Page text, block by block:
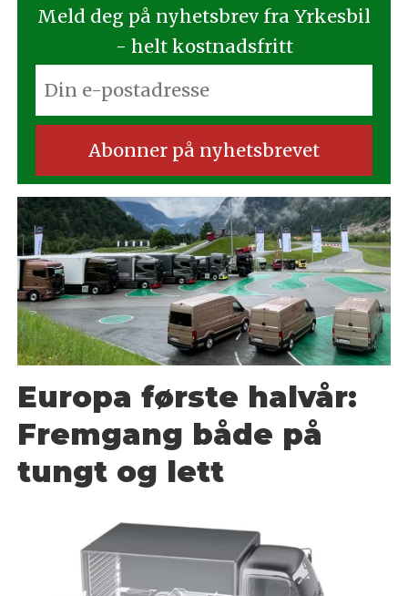
Meld deg på nyhetsbrev fra Yrkesbil
- helt kostnadsfritt
Europa første halvår:
Fremgang både på
tungt og lett